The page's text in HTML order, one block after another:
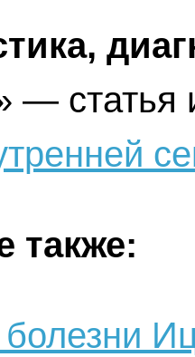
— статья
также: